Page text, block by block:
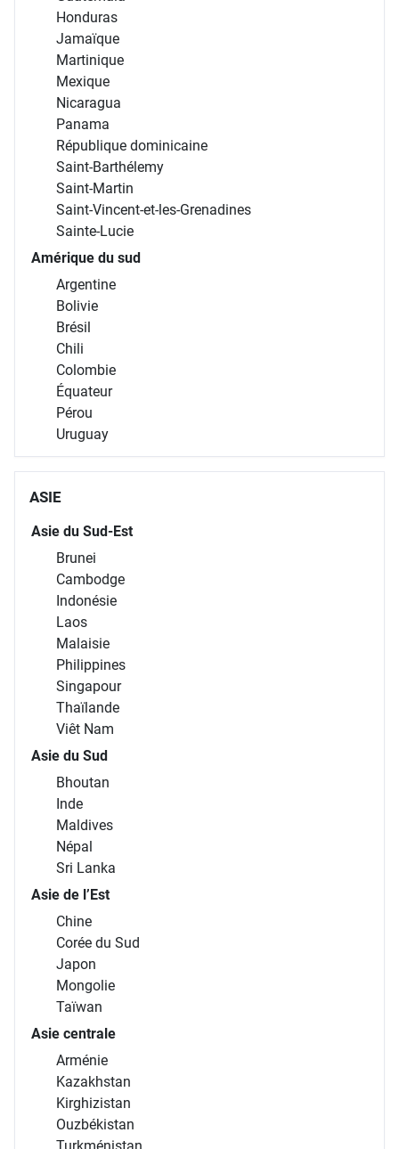
Honduras
Jamaïque
Martinique
Mexique
Nicaragua
Panama
République dominicaine
Saint-Barthélemy
Saint-Martin
Saint-Vincent-et-les-Grenadines
Sainte-Lucie
Amérique du sud
Argentine
Bolivie
Brésil
Chili
Colombie
Équateur
Pérou
Uruguay
ASIE
Asie du Sud-Est
Brunei
Cambodge
Indonésie
Laos
Malaisie
Philippines
Singapour
Thaïlande
Viêt Nam
Asie du Sud
Bhoutan
Inde
Maldives
Népal
Sri Lanka
Asie de l’Est
Chine
Corée du Sud
Japon
Mongolie
Taïwan
Asie centrale
Arménie
Kazakhstan
Kirghizistan
Ouzbékistan